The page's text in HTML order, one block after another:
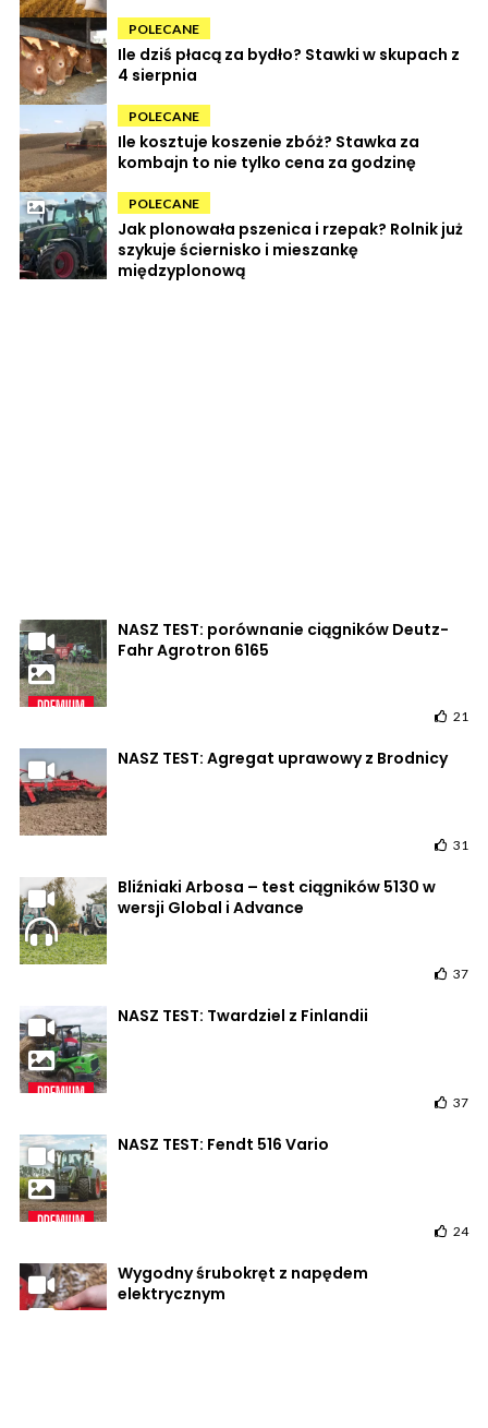
POLECANE
Ile dziś płacą za bydło? Stawki w skupach z
4 sierpnia
POLECANE
Ile kosztuje koszenie zbóż? Stawka za
kombajn to nie tylko cena za godzinę
POLECANE
Jak plonowała pszenica i rzepak? Rolnik już
szykuje ściernisko i mieszankę
międzyplonową
NASZ TEST: porównanie ciągników Deutz-
Fahr Agrotron 6165
21
NASZ TEST: Agregat uprawowy z Brodnicy
31
Bliźniaki Arbosa – test ciągników 5130 w
wersji Global i Advance
37
NASZ TEST: Twardziel z Finlandii
37
NASZ TEST: Fendt 516 Vario
24
Wygodny śrubokręt z napędem
elektrycznym